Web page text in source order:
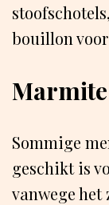
bouillon
Sommige
geschikt is
vanwege het